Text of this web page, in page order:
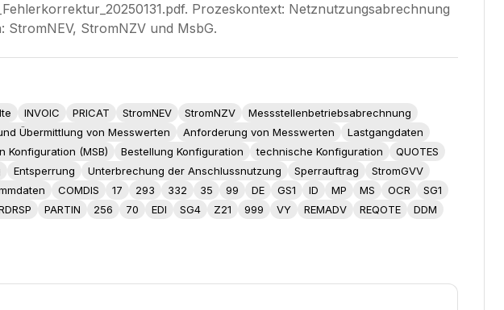
Prozeskontext: Netznutzungsabrechnung
StromNEV, StromNZV und MsbG.
INVOIC PRICAT StromNEV StromNZV
Messstellenbetriebsabrechnung
Übermittlung von Messwerten Anforderung von Messwerten
Lastgangdaten
Konfiguration (MSB) Bestellung Konfiguration technische Konfiguration
QUOTES
Entsperrung Unterbrechung der Anschlussnutzung Sperrauftrag
StromGVV
COMDIS 17 293 332 35 99 DE GS1 ID MP MS OCR
SG1
PARTIN 256 70 EDI SG4 Z21 999 VY REMADV REQOTE
DDM